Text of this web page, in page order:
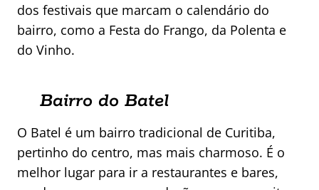
dos festivais que marcam o calendário do
bairro, como a Festa do Frango, da Polenta e
do Vinho.
Bairro do Batel
O Batel é um bairro tradicional de Curitiba,
pertinho do centro, mas mais charmoso. É o
melhor lugar para ir a restaurantes e bares,